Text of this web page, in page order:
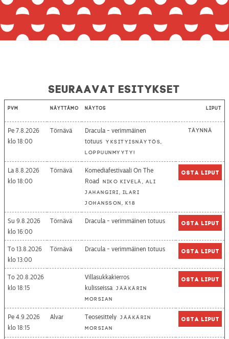
Seuraavat esitykset
Pvm Näyttämö Näytös Liput
Pe 7.8.2026
18:00
Törnävä
Dracula - verimmäinen
totuus Yksityisnäytös,
loppuunmyyty!
Täynnä
La 8.8.2026
18:00
Törnävä
Komediafestivaali On The
Road
Niko Kivelä, Ali
Jahangiri, Ilari
Johansson, K18
Osta liput
Su 9.8.2026
16:00
Törnävä Dracula - verimmäinen totuus Osta liput
To 13.8.2026
13:00
Törnävä Dracula - verimmäinen totuus Osta liput
To 20.8.2026
18:15
Villasukkakierros
kulisseissa Jääkärin
morsian
Osta liput
Pe 4.9.2026
18:15
Alvar Teosesittely Jääkärin
morsian
Osta liput